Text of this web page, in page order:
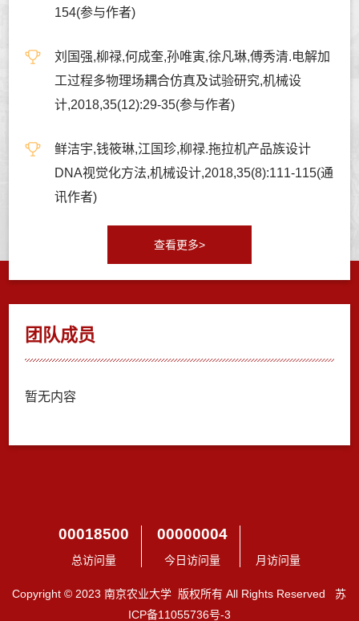
154(参与作者)
刘国强,柳禄,何成奎,孙唯寅,徐凡琳,傅秀清.电解加
工过程多物理场耦合仿真及试验研究,机械设
计,2018,35(12):29-35(参与作者)
鲜洁宇,钱筱琳,江国珍,柳禄.拖拉机产品族设计
DNA视觉化方法,机械设计,2018,35(8):111-115(通
讯作者)
查看更多>
团队成员
暂无内容
00018500
总访问量
00000004
今日访问量 月访问量
Copyright © 2023 南京农业大学 版权所有 All Rights Reserved 苏
ICP备11055736号-3